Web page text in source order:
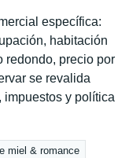
específica:
habitación
redondo, precio por
se revalida
y política
miel & romance